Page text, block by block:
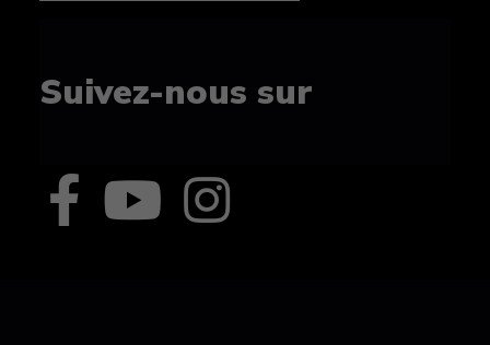
Suivez-nous sur